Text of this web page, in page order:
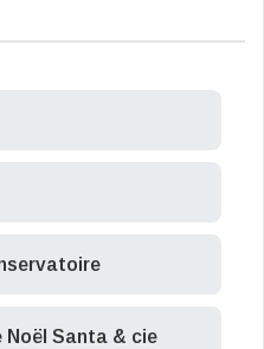
Noël Santa & cie